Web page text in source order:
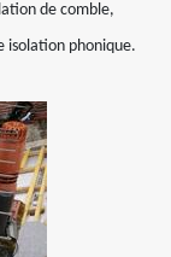
de comble,
isolation phonique.